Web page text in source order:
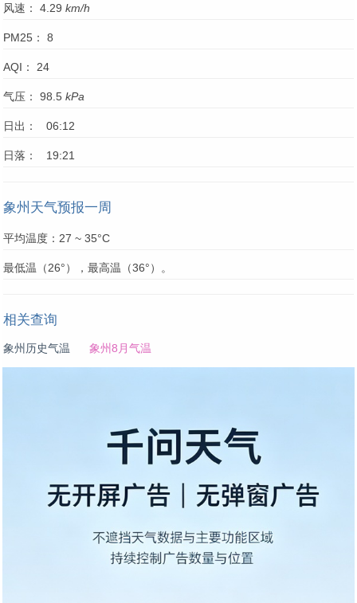
风速： 4.29 km/h
PM25： 8
AQI： 24
气压： 98.5 kPa
日出： 06:12
日落： 19:21
象州天气预报一周
平均温度：27 ~ 35°C
最低温（26°），最高温（36°）。
相关查询
象州历史气温 象州8月气温